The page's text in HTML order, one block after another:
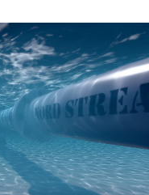
в
области,
на квадратный
от окраины
ферма имени
тысяч быков.